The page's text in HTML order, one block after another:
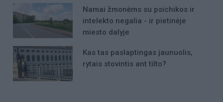
Namai žmonėms su psichikos ir
intelekto negalia - ir pietinėje
miesto dalyje
Kas tas paslaptingas jaunuolis,
rytais stovintis ant tilto?